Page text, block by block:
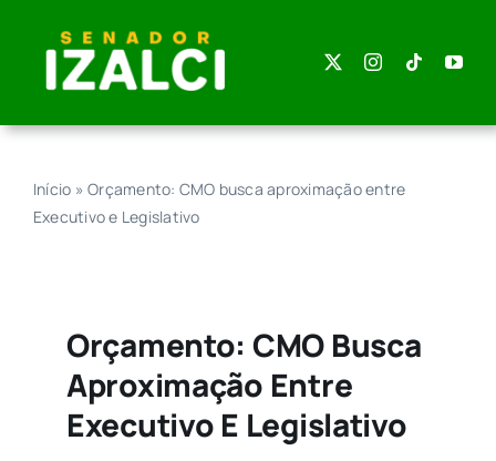
content
Início »Orçamento: CMO busca aproximação entre
Executivo e Legislativo
Orçamento: CMO Busca
Aproximação Entre
Executivo E Legislativo